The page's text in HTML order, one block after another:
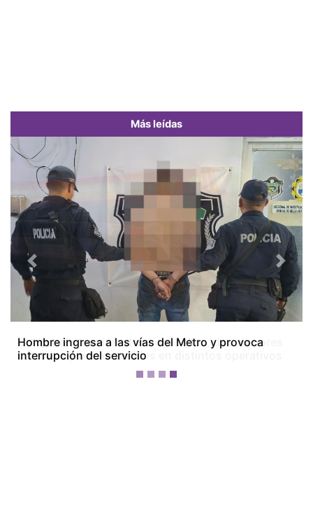
Más leídas
Colón bajo tensión: dos homicidios, dos menores
baleados y tres detenidos en distintos operativos
Previous Next